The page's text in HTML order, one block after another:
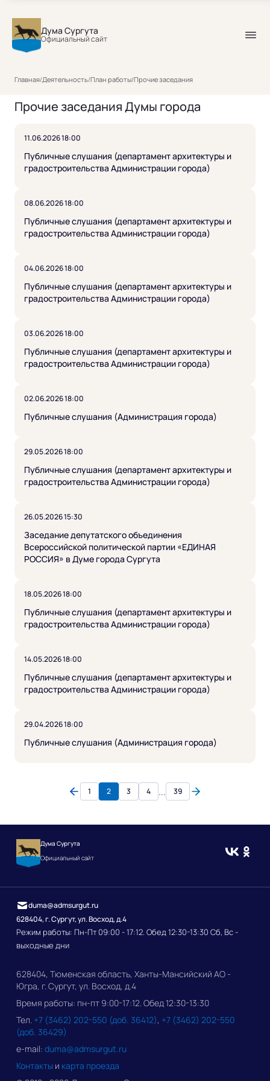
Дума Сургута
Официальный сайт
Главная/Деятельность/План работы/Прочие заседания
Прочие заседания Думы города
11.06.2026 18:00
Публичные слушания (департамент архитектуры и
градостроительства Администрации города)
08.06.2026 18:00
Публичные слушания (департамент архитектуры и
градостроительства Администрации города)
04.06.2026 18:00
Публичные слушания (департамент архитектуры и
градостроительства Администрации города)
03.06.2026 18:00
Публичные слушания (департамент архитектуры и
градостроительства Администрации города)
02.06.2026 18:00
Публичные слушания (Администрация города)
29.05.2026 18:00
Публичные слушания (департамент архитектуры и
градостроительства Администрации города)
26.05.2026 15:30
Заседание депутатского объединения
Всероссийской политической партии «ЕДИНАЯ
РОССИЯ» в Думе города Сургута
18.05.2026 18:00
Публичные слушания (департамент архитектуры и
градостроительства Администрации города)
14.05.2026 18:00
Публичные слушания (департамент архитектуры и
градостроительства Администрации города)
29.04.2026 18:00
Публичные слушания (Администрация города)
1 2 3 4 ... 39
Дума Сургута
Официальный сайт
628404, г. Сургут, ул. Восход, д.4
Режим работы: Пн-Пт 09:00 - 17:12. Обед 12:30-13:30 Сб, Вс -
выходные дни
duma@admsurgut.ru
628404, Тюменская область, Ханты-Мансийский АО -
Югра, г. Сургут, ул. Восход, д.4
Время работы: пн-пт 9:00-17:12. Обед 12:30-13:30
Тел. +7 (3462) 202-550 (доб. 36412), +7 (3462) 202-550
(доб. 36429)
e-mail: duma@admsurgut.ru
Контакты и карта проезда